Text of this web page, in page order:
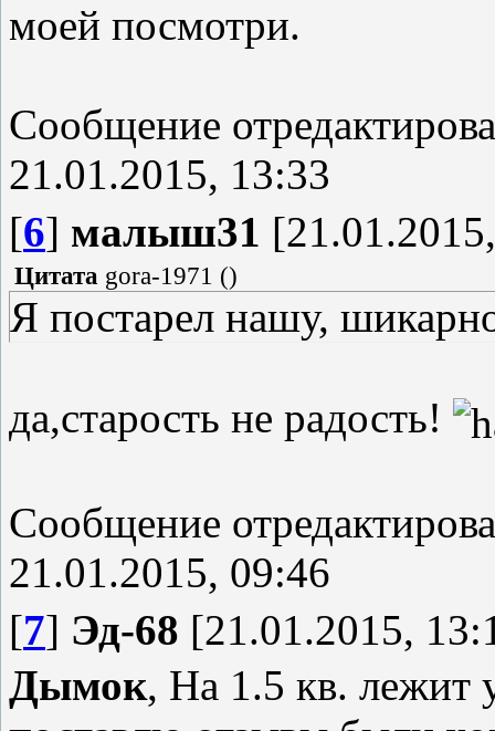
моей посмотри.
Сообщение
21.01.2015, 13:33
[6] малыш31
Цитата gora-1971 ()
Я постарел нашу,
да,старость не радость!
Сообщение
21.01.2015, 09:46
[7] Эд-68 [21.01.2015,
Дымок, На 1.5 кв. лежит